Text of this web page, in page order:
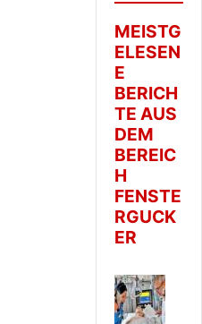
MEISTG
ELESEN
E
BERICH
TE AUS
DEM
BEREIC
H
FENSTE
RGUCK
ER